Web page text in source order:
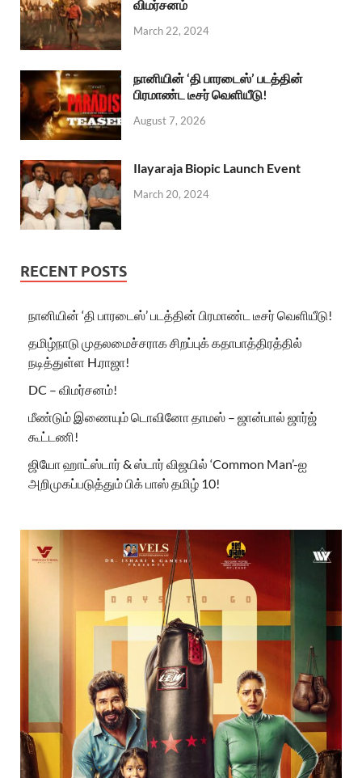
விமர்சனம்
March 22, 2024
நானியின் ‘தி பாரடைஸ்’ படத்தின்
பிரமாண்ட டீசர் வெளியீடு!
August 7, 2026
Ilayaraja Biopic Launch Event
March 20, 2024
RECENT POSTS
நானியின் ‘தி பாரடைஸ்’ படத்தின் பிரமாண்ட டீசர் வெளியீடு!
தமிழ்நாடு முதலமைச்சராக சிறப்புக் கதாபாத்திரத்தில்
நடித்துள்ள H.ராஜா!
DC – விமர்சனம்!
மீண்டும் இணையும் டொவினோ தாமஸ் – ஜான்பால் ஜார்ஜ்
கூட்டணி!
ஜியோ ஹாட்ஸ்டார் & ஸ்டார் விஜயில் ‘Common Man’-ஐ
அறிமுகப்படுத்தும் பிக் பாஸ் தமிழ் 10!